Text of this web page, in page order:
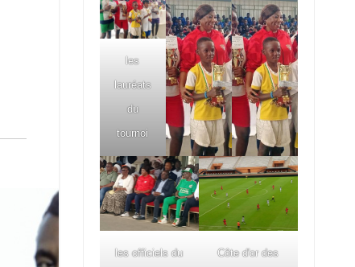
les
lauréats
du
tournoi
les officiels du
Côte d'or des